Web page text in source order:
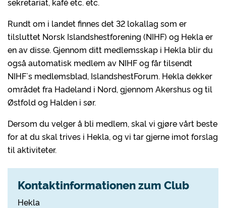
Rundt om i landet finnes det 32 lokallag som er
tilsluttet Norsk Islandshestforening (NIHF) og Hekla er
en av disse. Gjennom ditt medlemsskap i Hekla blir du
også automatisk medlem av NIHF og får tilsendt
NIHF`s medlemsblad, IslandshestForum. Hekla dekker
området fra Hadeland i Nord, gjennom Akershus og til
Østfold og Halden i sør.
Dersom du velger å bli medlem, skal vi gjøre vårt beste
for at du skal trives i Hekla, og vi tar gjerne imot forslag
til aktiviteter.
Kontaktinformationen zum Club
Hekla